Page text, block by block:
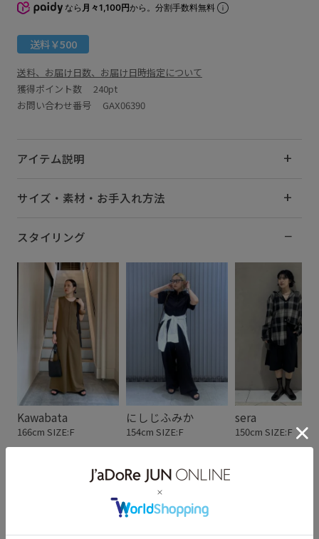
なら 月々1,100円から。分割手数料無料
送料￥500
送料、お届け日数、お届け日時指定について
獲得ポイント数 240pt
お問い合わせ番号 GAX06390
アイテム説明
サイズ・素材・お手入れ方法
スタイリング
Kawabata
166cm SIZE:F
にしじふみか
154cm SIZE:F
sera
150cm SIZE:F
スタッフレビュー